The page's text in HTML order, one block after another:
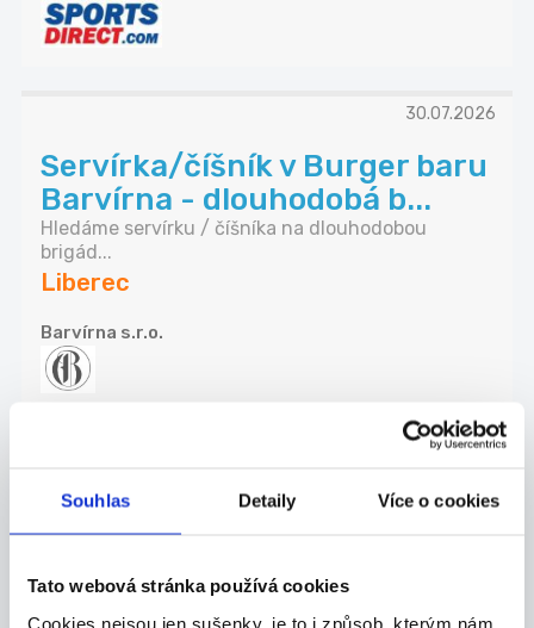
Souhlas Detaily Více o cookies
Tato webová stránka používá cookies
Cookies nejsou jen sušenky, je to i způsob, kterým nám
30.07.2026
Servírka/číšník v Burger baru
Barvírna - dlouhodobá b...
Hledáme servírku / číšníka na dlouhodobou
brigád...
Liberec
Barvírna s.r.o.
Chráněná dílna hledá
zaměstnance na par hodin
týdně (...